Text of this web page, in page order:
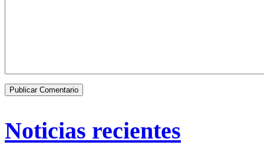
Noticias recientes